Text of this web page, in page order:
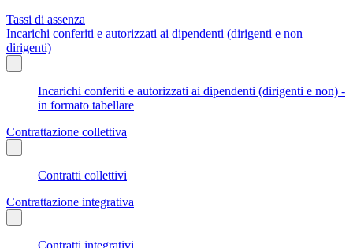
Tassi di assenza
Incarichi conferiti e autorizzati ai dipendenti (dirigenti e non
dirigenti)
Incarichi conferiti e autorizzati ai dipendenti (dirigenti e non) -
in formato tabellare
Contrattazione collettiva
Contratti collettivi
Contrattazione integrativa
Contratti integrativi